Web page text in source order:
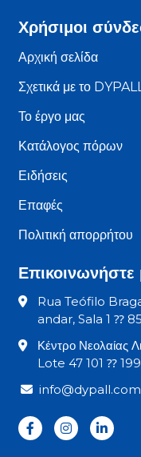
Χρήσιμοι
Αρχική σελίδα
Σχετικά με το
Το έργο μας
Κατάλογος πόρων
Ειδήσεις
Επαφές
Πολιτική απορρήτου
Επικοινωνήστε
Rua Teófilo
andar, Sala 1 ⁇
Κέντρο Νεολαίας
Lote 47 101 ⁇
info@dypall.com